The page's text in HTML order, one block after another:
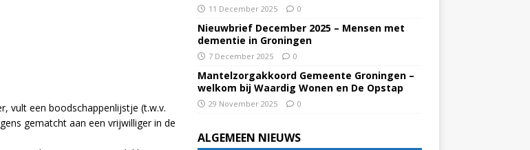
vult een boodschappenlijstje (t.w.v.
gematcht aan een vrijwilliger in de
11 December 2025 0
Nieuwbrief December 2025 – Mensen met
dementie in Groningen
7 December 2025 0
Mantelzorgakkoord Gemeente Groningen –
welkom bij Waardig Wonen en De Opstap
29 November 2025 0
ALGEMEEN NIEUWS